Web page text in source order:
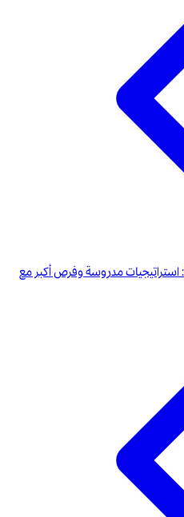
استراتيجيات مدروسة وفرص أكبر مع